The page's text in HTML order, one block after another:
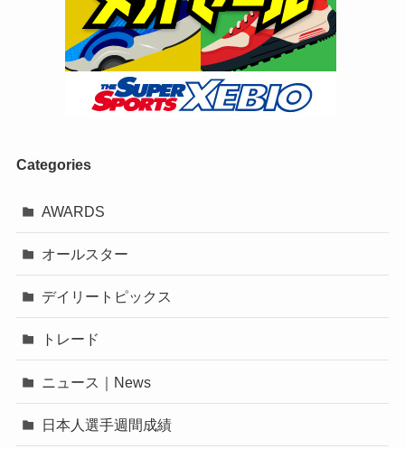
Categories
AWARDS
オールスター
デイリートピックス
トレード
ニュース｜News
日本人選手週間成績